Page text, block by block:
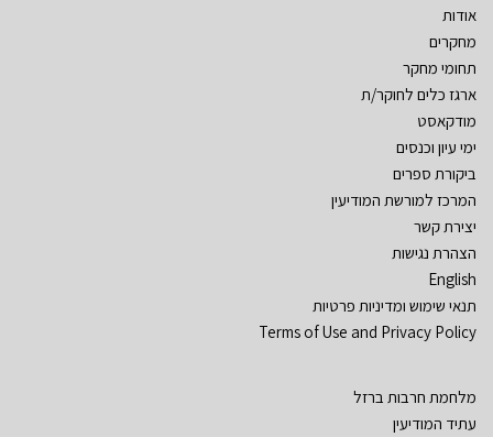
אודות
מחקרים
תחומי מחקר
ארגז כלים לחוקר/ת
מודקאסט
ימי עיון וכנסים
ביקורת ספרים
המרכז למורשת המודיעין
יצירת קשר
הצהרת נגישות
English
תנאי שימוש ומדיניות פרטיות
Terms of Use and Privacy Policy
מלחמת חרבות ברזל
עתיד המודיעין